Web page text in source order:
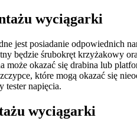
wyciągarki
jest posiadanie odpowiednich
będzie śrubokręt krzyżakowy
okazać się drabina lub
które mogą okazać się
tester napięcia.
wyciągarki